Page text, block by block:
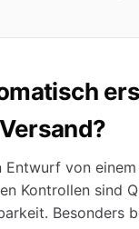
von
Kontrollen sind
Besonders